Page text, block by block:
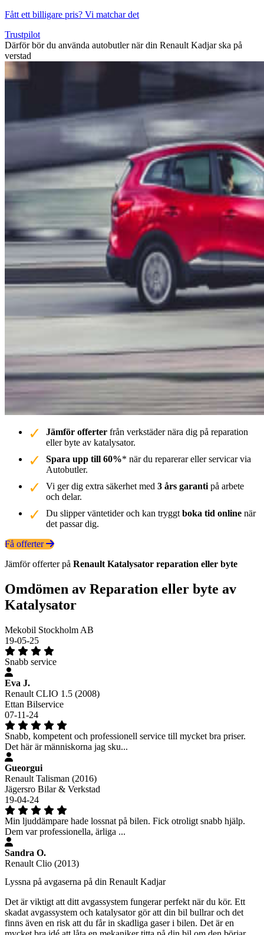
Fått ett billigare pris? Vi matchar det
Trustpilot
Därför bör du använda autobutler när din Renault Kadjar ska på
verstad
Jämför offerter från verkstäder nära dig på reparation
eller byte av katalysator.
Spara upp till 60%* när du reparerar eller servicar via
Autobutler.
Vi ger dig extra säkerhet med 3 års garanti på arbete
och delar.
Du slipper väntetider och kan tryggt boka tid online när
det passar dig.
Få offerter
Jämför offerter på Renault Katalysator reparation eller byte
Omdömen av Reparation eller byte av
Katalysator
Mekobil Stockholm AB
19-05-25
Snabb service
Eva J.
Renault CLIO 1.5 (2008)
Ettan Bilservice
07-11-24
Snabb, kompetent och professionell service till mycket bra priser.
Det här är människorna jag sku...
Gueorgui
Renault Talisman (2016)
Jägersro Bilar & Verkstad
19-04-24
Min ljuddämpare hade lossnat på bilen. Fick otroligt snabb hjälp.
Dem var professionella, ärliga ...
Sandra O.
Renault Clio (2013)
Lyssna på avgaserna på din Renault Kadjar
Det är viktigt att ditt avgassystem fungerar perfekt när du kör. Ett
skadat avgassystem och katalysator gör att din bil bullrar och det
finns även en risk att du får in skadliga gaser i bilen. Det är en